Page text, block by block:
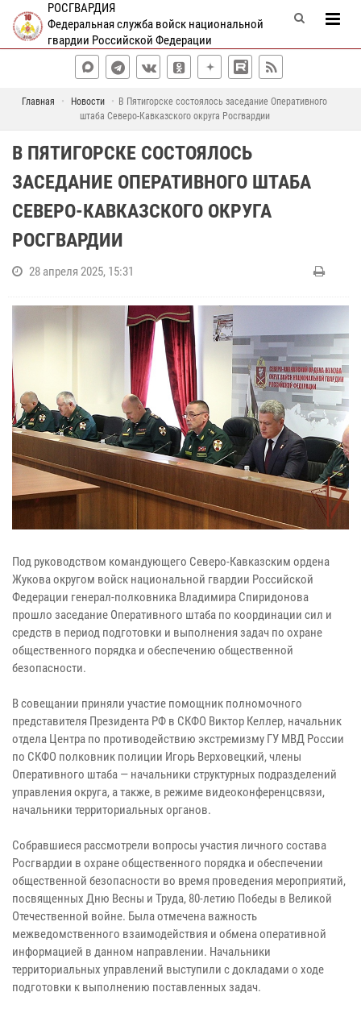
РОСГВАРДИЯ
Федеральная служба войск национальной
гвардии Российской Федерации
Главная Новости
В Пятигорске состоялось заседание Оперативного
штаба Северо-Кавказского округа Росгвардии
В ПЯТИГОРСКЕ СОСТОЯЛОСЬ
ЗАСЕДАНИЕ ОПЕРАТИВНОГО ШТАБА
СЕВЕРО-КАВКАЗСКОГО ОКРУГА
РОСГВАРДИИ
28 апреля 2025, 15:31
Под руководством командующего Северо-Кавказским ордена
Жукова округом войск национальной гвардии Российской
Федерации генерал-полковника Владимира Спиридонова
прошло заседание Оперативного штаба по координации сил и
средств в период подготовки и выполнения задач по охране
общественного порядка и обеспечению общественной
безопасности.
В совещании приняли участие помощник полномочного
представителя Президента РФ в СКФО Виктор Келлер, начальник
отдела Центра по противодействию экстремизму ГУ МВД России
по СКФО полковник полиции Игорь Верховецкий, члены
Оперативного штаба — начальники структурных подразделений
управления округа, а также, в режиме видеоконференцсвязи,
начальники территориальных органов.
Собравшиеся рассмотрели вопросы участия личного состава
Росгвардии в охране общественного порядка и обеспечении
общественной безопасности во время проведения мероприятий,
посвященных Дню Весны и Труда, 80-летию Победы в Великой
Отечественной войне. Была отмечена важность
межведомственного взаимодействия и обмена оперативной
информацией в данном направлении. Начальники
территориальных управлений выступили с докладами о ходе
подготовки к выполнению поставленных задач.